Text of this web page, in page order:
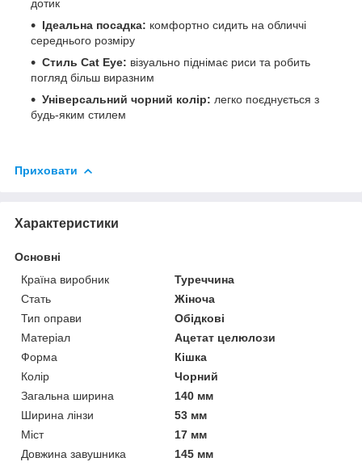
дотик
Ідеальна посадка: комфортно сидить на обличчі
середнього розміру
Стиль Cat Eye: візуально піднімає риси та робить
погляд більш виразним
Універсальний чорний колір: легко поєднується з
будь-яким стилем
Приховати
Характеристики
Основні
Країна виробник
Туреччина
Стать
Жіноча
Тип оправи
Обідкові
Матеріал
Ацетат целюлози
Форма
Кішка
Колір
Чорний
Загальна ширина
140 мм
Ширина лінзи
53 мм
Міст
17 мм
Довжина завушника
145 мм